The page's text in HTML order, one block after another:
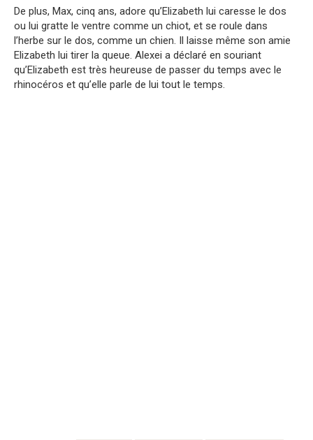
De plus, Max, cinq ans, adore qu’Elizabeth lui caresse le dos
ou lui gratte le ventre comme un chiot, et se roule dans
l’herbe sur le dos, comme un chien. Il laisse même son amie
Elizabeth lui tirer la queue. Alexei a déclaré en souriant
qu’Elizabeth est très heureuse de passer du temps avec le
rhinocéros et qu’elle parle de lui tout le temps.